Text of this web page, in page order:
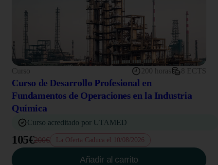
Curso 200 horas 8 ECTS
Curso de Desarrollo Profesional en
Fundamentos de Operaciones en la Industria
Química
Curso acreditado por UTAMED
105€200€ La Oferta Caduca el 10/08/2026
Añadir al carrito